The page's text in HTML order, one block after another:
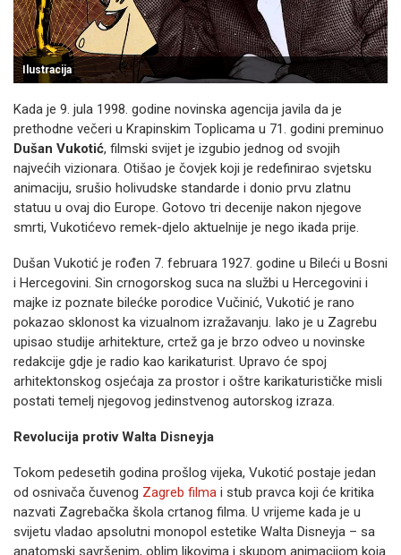
Ilustracija
Kada je 9. jula 1998. godine novinska agencija javila da je
prethodne večeri u Krapinskim Toplicama u 71. godini preminuo
Dušan Vukotić, filmski svijet je izgubio jednog od svojih
najvećih vizionara. Otišao je čovjek koji je redefinirao svjetsku
animaciju, srušio holivudske standarde i donio prvu zlatnu
statuu u ovaj dio Europe. Gotovo tri decenije nakon njegove
smrti, Vukotićevo remek-djelo aktuelnije je nego ikada prije.
Dušan Vukotić je rođen 7. februara 1927. godine u Bileći u Bosni
i Hercegovini. Sin crnogorskog suca na službi u Hercegovini i
majke iz poznate bilećke porodice Vučinić, Vukotić je rano
pokazao sklonost ka vizualnom izražavanju. Iako je u Zagrebu
upisao studije arhitekture, crtež ga je brzo odveo u novinske
redakcije gdje je radio kao karikaturist. Upravo će spoj
arhitektonskog osjećaja za prostor i oštre karikaturističke misli
postati temelj njegovog jedinstvenog autorskog izraza.
Revolucija protiv Walta Disneyja
Tokom pedesetih godina prošlog vijeka, Vukotić postaje jedan
od osnivača čuvenog Zagreb filma i stub pravca koji će kritika
nazvati Zagrebačka škola crtanog filma. U vrijeme kada je u
svijetu vladao apsolutni monopol estetike Walta Disneyja – sa
anatomski savršenim, oblim likovima i skupom animacijom koja